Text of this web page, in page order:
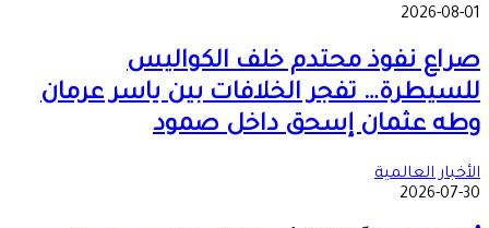
2026-08-01
صراع نفوذ محتدم خلف الكواليس
للسيطرة… تفجر الخلافات بين ياسر عرمان
وطه عثمان إسحق داخل صمود
الأخبار العالمية
2026-07-30